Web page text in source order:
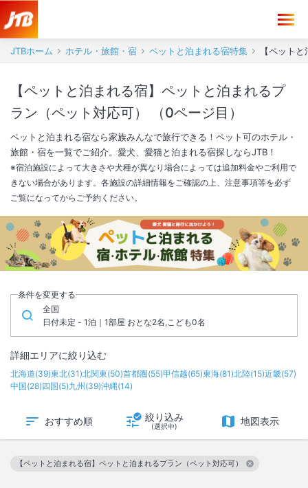
JTBホーム ホテル・旅館・宿 ペットと泊まれる宿特集 【ペット
【ペットと泊まれる宿】ペットと泊まれるプ
ラン（ペット対応可） （0ページ目）
ペットと泊まれる宿なら家族みんなで旅行できる！ペット可のホテル・
旅館・宿を一覧でご紹介。愛犬、愛猫と泊まれる宿探しならJTB！
※宿泊施設によって大きさや犬種が異なり場合によっては追加料金やご利用で
きない場合があります。各施設の詳細情報をご確認の上、注意事項等を必ず
ご覧になってからご予約ください。
条件を変更する
全国
日付未定 - 1泊｜1部屋 おとな2名,こども0名
詳細エリアに絞り込む
北海道(39)東北(31)北関東(50)首都圏(55)甲信越(65)東海(81)北陸(15)近畿(57)
中国(28)四国(5)九州 (39)沖縄(14)
おすすめ順 絞り込み
(選択中) 地図表示
【ペットと泊まれる宿】ペットと泊まれるプラン（ペット対応可）
この絞り込み条件を解除